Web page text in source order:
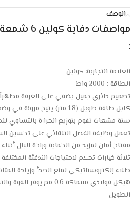
الوصف
مواصفات
:
العلامة التجارية: كولين
الطاقة : 2000 واط
تصميم دائري جميل يضفي على الغرفة مظهراً
كابل طاقة طويل (1.8 متر) يتيح مرونة في وضع السخان في المكان المناسب
ستة مشعات تقوم بتوزيع الحرارة بالتساوي
تعمل وظيفة الفصل التلقائي على تحسين
مفتاح أمان لمزيد من الحماية وراحة البال
ثلاثة خيارات تحكم لاحتياجات التدفئة المختلفة
طلاء إلكتروستاتيكي لمنع الصدأ وزيادة
هيكل فولاذي بسماكة 0.6 مم
الطويل